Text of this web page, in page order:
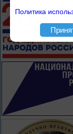
Политика